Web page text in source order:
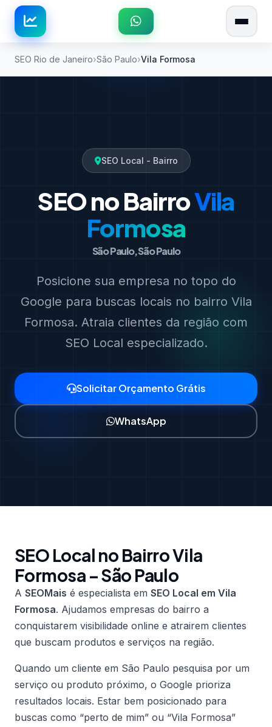
SEO Rio de Janeiro São Paulo Vila Formosa
SEO Local - Bairro
SEO no BairroVila
Formosa
São Paulo, São Paulo
Posicione sua empresa no topo do
Google para buscas locais no bairro Vila
Formosa. Atraia clientes da região com
SEO Local especializado.
Solicitar Orçamento Grátis
WhatsApp
SEO Local no Bairro Vila
Formosa – São Paulo
A SEOMais é especialista em SEO Local em Vila
Formosa. Ajudamos empresas do bairro a
conquistarem visibilidade online e atrairem clientes
que buscam produtos e serviços na região.
Quando um cliente em São Paulo pesquisa por um
serviço ou produto próximo, o Google prioriza
resultados locais. Estar bem posicionado para
buscas como “perto de mim” ou “Vila Formosa”